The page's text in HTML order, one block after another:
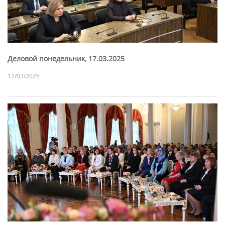
Деловой понедельник, 17.03.2025
17/03/2025